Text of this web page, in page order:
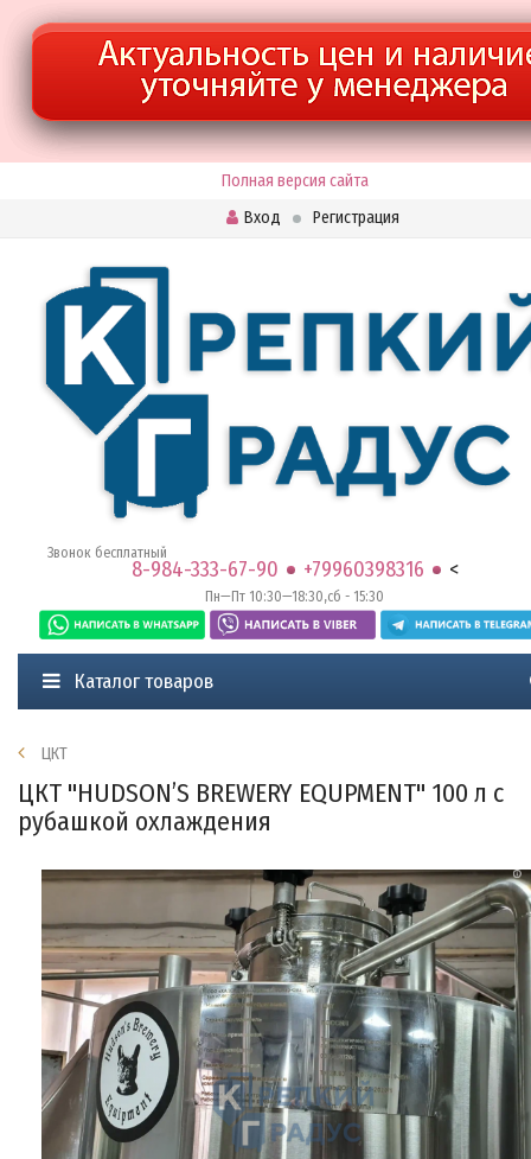
Полная версия сайта
Вход
Регистрация
8-984-333-67-90 +79960398316 <
Звонок бесплатный
Пн—Пт 10:30—18:30,сб - 15:30
Каталог товаров
ЦКТ
ЦКТ "HUDSON’S BREWERY EQUPMENT" 100 л с
рубашкой охлаждения